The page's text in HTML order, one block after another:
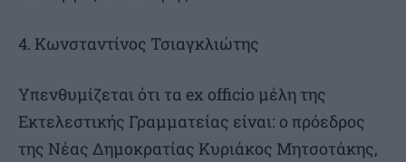
4. Κωνσταντίνος Τσιαγκλιώτης
Υπενθυμίζεται ότι τα ex officio μέλη της
Εκτελεστικής Γραμματείας είναι: ο πρόεδρος
της Νέας Δημοκρατίας Κυριάκος Μητσοτάκης,